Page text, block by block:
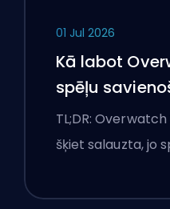
01 Jul 2026
Kā labot
spēļu
un pārlieku
TL;DR:
šķiet salauzta, jo